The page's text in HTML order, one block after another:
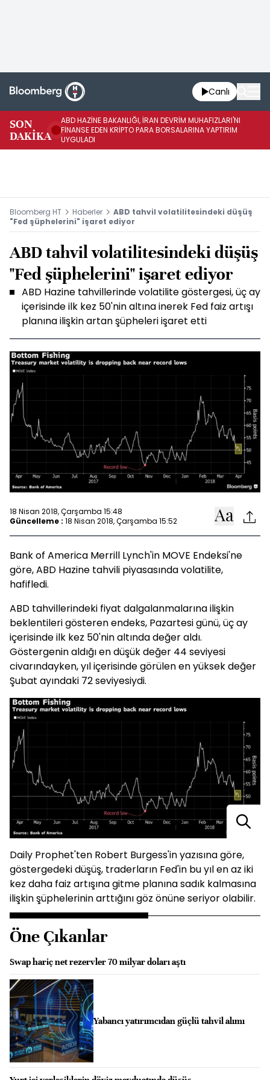
Canlı
SON
DAKİKA
ABD HAZİNE BAKANLIĞI, İRAN DEVRİM MUHAFIZLARI'NI
FİNANSE EDEN KRİPTO PARA BORSALARINA YAPTIRIM
UYGULADI
Bloomberg HT Haberler
ABD tahvil volatilitesindeki düşüş
"Fed şüphelerini" işaret ediyor
ABD tahvil volatilitesindeki düşüş
"Fed şüphelerini" işaret ediyor
ABD Hazine tahvillerinde volatilite göstergesi, üç ay
içerisinde ilk kez 50'nin altına inerek Fed faiz artışı
planına ilişkin artan şüpheleri işaret etti
18 Nisan 2018, Çarşamba 15:48
Güncelleme : 18 Nisan 2018, Çarşamba 15:52
Bank of America Merrill Lynch'in MOVE Endeksi'ne
göre, ABD Hazine tahvili piyasasında volatilite,
hafifledi.
ABD tahvillerindeki fiyat dalgalanmalarına ilişkin
beklentileri gösteren endeks, Pazartesi günü, üç ay
içerisinde ilk kez 50'nin altında değer aldı.
Göstergenin aldığı en düşük değer 44 seviyesi
civarındayken, yıl içerisinde görülen en yüksek değer
Şubat ayındaki 72 seviyesiydi.
Daily Prophet'ten Robert Burgess'in yazısına göre,
göstergedeki düşüş, traderların Fed'in bu yıl en az iki
kez daha faiz artışına gitme planına sadık kalmasına
ilişkin şüphelerinin arttığını göz önüne seriyor olabilir.
Öne Çıkanlar
Swap hariç net rezervler 70 milyar doları aştı
Yabancı yatırımcıdan güçlü tahvil alımı